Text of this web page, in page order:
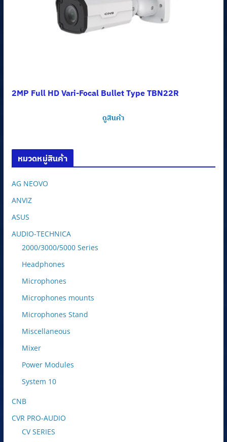
2MP Full HD Vari-Focal Bullet Type TBN22R
ดูสินค้า
หมวดหมู่สินค้า
AG NEOVO
ANVIZ
ASUS
AUDIO-TECHNICA
2000/3000/5000 Series
Headphones
Microphones
Microphones mounts
Microphones Stand
Miscellaneous
Mixer
Power Modules
System 10
CNB
CVR PRO-AUDIO
CV SERIES